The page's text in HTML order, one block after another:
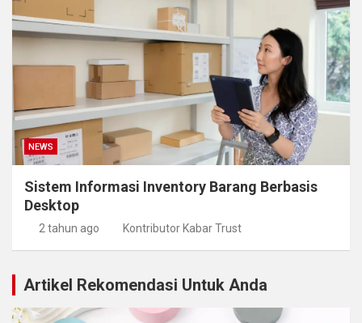
NEWS
Sistem Informasi Inventory Barang Berbasis
Desktop
2 tahun ago Kontributor Kabar Trust
Artikel Rekomendasi Untuk Anda